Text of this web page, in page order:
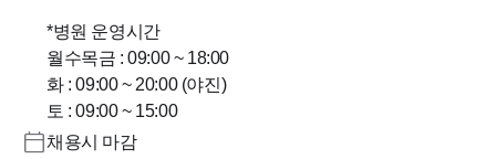
*병원 운영시간
월수목금 : 09:00 ~ 18:00
화 : 09:00 ~ 20:00 (야진)
토 : 09:00 ~ 15:00
채용시 마감